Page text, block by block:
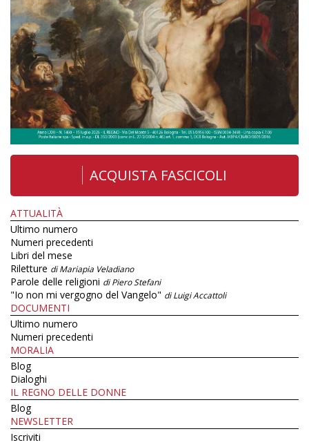
ACQUISTA FASCICOLI
ATTUALITÀ
Ultimo numero
Numeri precedenti
Libri del mese
Riletture di Mariapia Veladiano
Parole delle religioni di Piero Stefani
"Io non mi vergogno del Vangelo" di Luigi Accattoli
DOCUMENTI
Ultimo numero
Numeri precedenti
MORALIA
Blog
Dialoghi
IL REGNO DELLE DONNE
Blog
NEWSLETTER
Iscriviti